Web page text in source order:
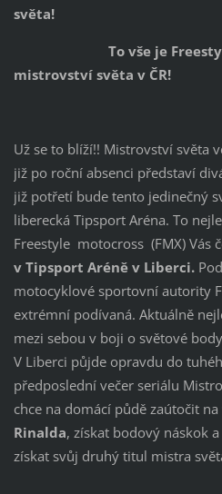
světa!
To vše je Freestyle
mistrovství světa v ČR!
Už se to blíží!! Mistrovství světa
již po roční absenci představí
již potřetí bude tento jedinečný
liberecká Tipsport Aréna. To
Freestyle motocross (FMX) Vás
v Tipsport Aréně v Liberci.
motocyklové sportovní autority
extrémní podívaná. Aktuálně
mezi sebou v boji o světové
V Liberci půjde opravdu do
předposlední večer seriálu
chce na domácí půdě zaútočit
Rinalda, získat bodový náskok
získat svůj druhý titul mistra